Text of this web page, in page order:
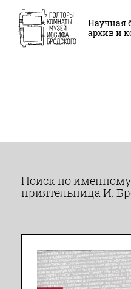
Научная
архив и
Поиск по именному
приятельница И.